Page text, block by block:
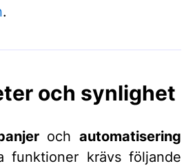
.
och synlighet
ochautomatisering
funktioner krävs följande